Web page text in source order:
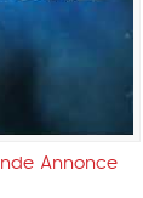
Annonce